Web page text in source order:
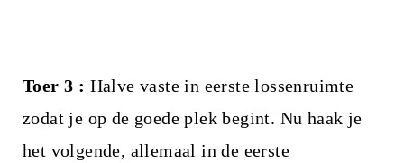
Toer 3 : Halve vaste in eerste lossenruimte
zodat je op de goede plek begint. Nu haak je
het volgende, allemaal in de eerste